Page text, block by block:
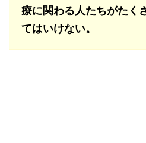
療に関わる人たちがたく
てはいけない。